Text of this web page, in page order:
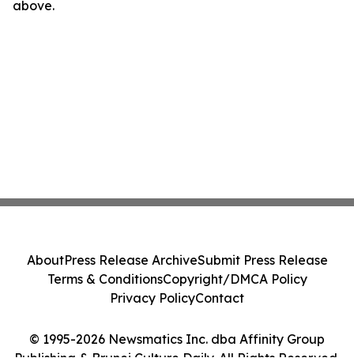
above.
© 1995-2026 Newsmatics Inc. dba Affinity Group
AboutPress Release ArchiveSubmit Press Release
Terms & ConditionsCopyright/DMCA Policy
Privacy PolicyContact